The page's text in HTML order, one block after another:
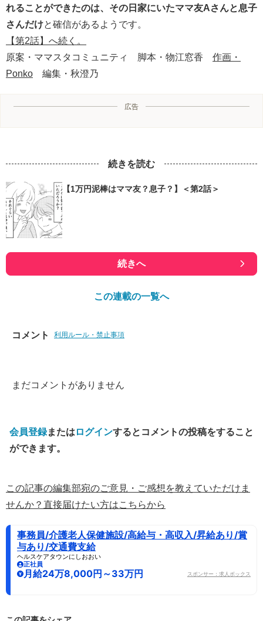
れることができたのは、その日家にいたママ友Aさんと息子
さんだけと確信があるようです。
【第2話】へ続く。
原案・ママスタコミュニティ 脚本・物江窓香 作画・
Ponko 編集・秋澄乃
広告
続きを読む
【1万円泥棒はママ友？息子？】＜第2話＞
続きへ
この連載の一覧へ
コメント 利用ルール・禁止事項
まだコメントがありません
会員登録または ログインするとコメントの投稿をすること
ができます。
この記事の編集部宛のご意見・ご感想を教えていただけま
せんか？直接届けたい方はこちらから
事務員/介護老人保健施設/高給与・高収入/昇給あり/賞
与あり/交通費支給
ヘルスケアタウンにしおおい
正社員
月給24万8,000円～33万円 スポンサー：求人ボックス